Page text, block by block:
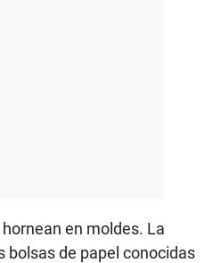
en moldes. La
bolsas de papel conocidas